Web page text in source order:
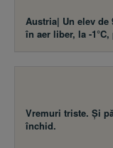
Austria| Un elev
în aer liber, la -
Vremuri triste. Şi
închid.